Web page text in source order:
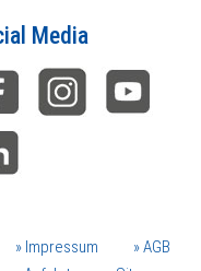
Media
Impressum
AGB